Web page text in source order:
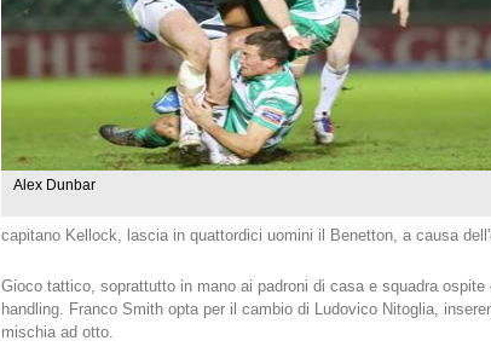
Alex Dunbar
capitano Kellock, lascia in quattordici uomini il Benetton, a causa
Gioco tattico, soprattutto in mano ai padroni di casa e squadra
handling. Franco Smith opta per il cambio di Ludovico Nitoglia,
mischia ad otto.